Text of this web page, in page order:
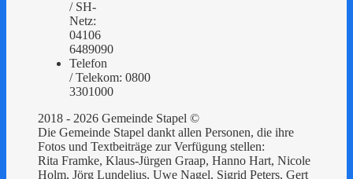
/ SH-
Netz:
04106
6489090
Telefon
/ Telekom: 0800
3301000
2018 - 2026 Gemeinde Stapel ©
Die Gemeinde Stapel dankt allen Personen, die ihre
Fotos und Textbeiträge zur Verfügung stellen:
Rita Framke, Klaus-Jürgen Graap, Hanno Hart, Nicole
Holm, Jörg Lundelius, Uwe Nagel, Sigrid Peters, Gert